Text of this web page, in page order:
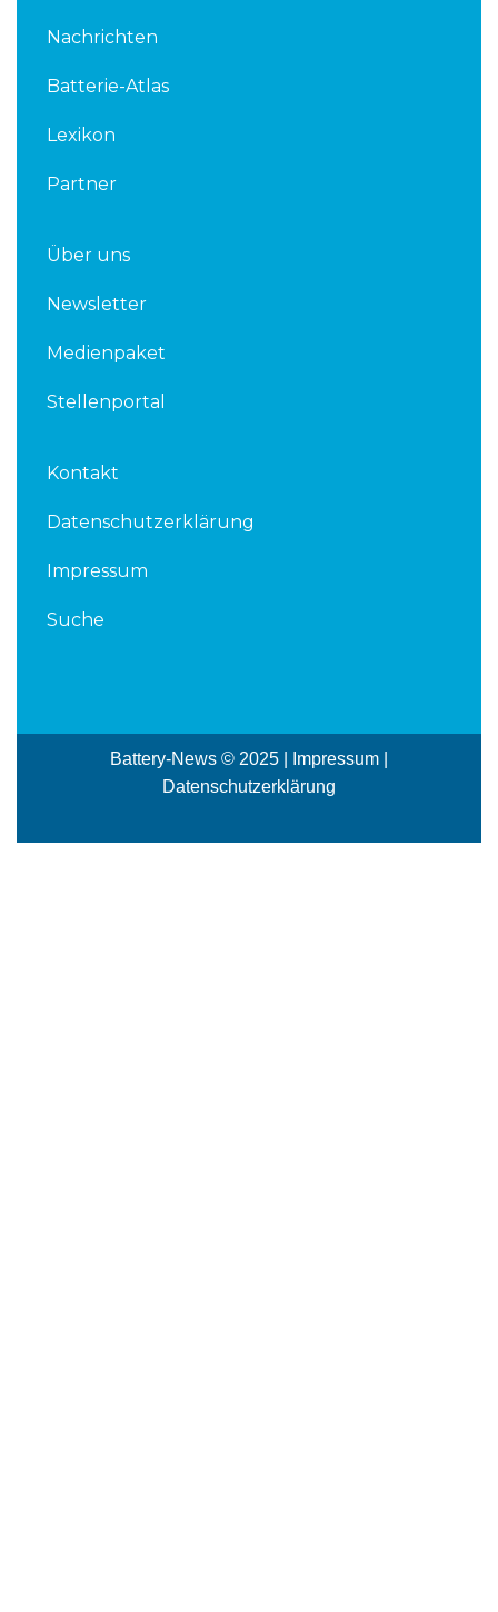
Nachrichten
Batterie-Atlas
Lexikon
Partner
Über uns
Newsletter
Medienpaket
Stellenportal
Kontakt
Datenschutzerklärung
Impressum
Suche
Battery-News © 2025 | Impressum
Datenschutzerklärung